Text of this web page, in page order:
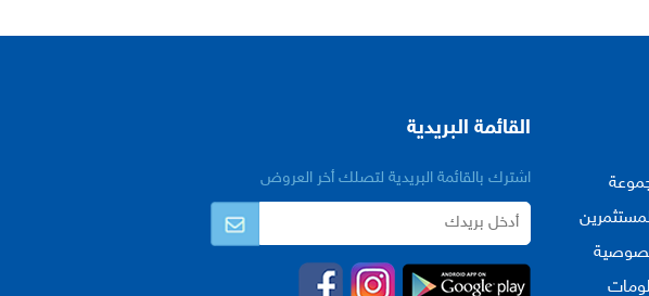
القائمة البريدية
اشترك بالقائمة البريدية لتصلك أخر العروض